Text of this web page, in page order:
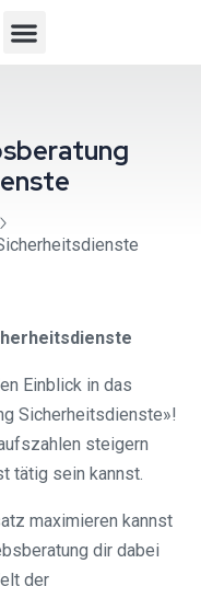
Einblick in das
Sicherheitsdienste»!
steigern
tätig sein kannst.
maximieren kannst
dir dabei
der